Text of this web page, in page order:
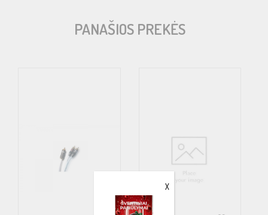
Robust connectors – Noise immune and gold plated for a long
PANAŠIOS PREKĖS
X